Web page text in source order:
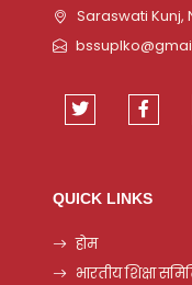
Saraswati Kunj,
QUICK LINKS
होम
भारतीय शिक्षा